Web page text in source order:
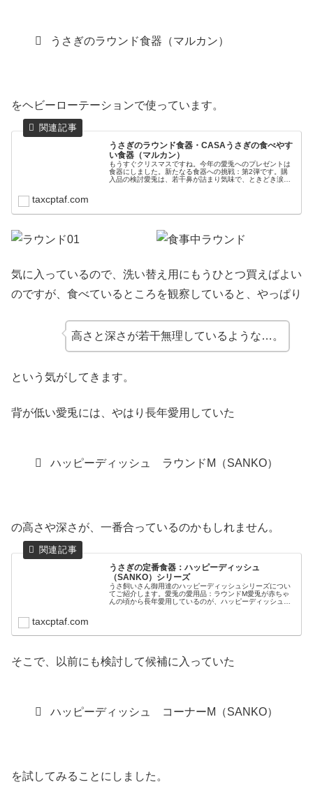
うさぎのラウンド食器（マルカン）
をヘビーローテーションで使っています。
うさぎのラウンド食器・CASAうさぎの食べやす
い食器（マルカン）
もうすぐクリスマスですね。今年の愛兎へのプレゼントは
食器にしました。新たなる食器への挑戦：第2弾です。購
入品の検討愛兎は、若干鼻が詰まり気味で、ときどき涙が
taxcptaf.com
気に入っているので、洗い替え用にもうひとつ買えばよい
のですが、食べているところを観察していると、やっぱり
高さと深さが若干無理しているような…。
という気がしてきます。
背が低い愛兎には、やはり長年愛用していた
ハッピーディッシュ ラウンドM（SANKO）
の高さや深さが、一番合っているのかもしれません。
うさぎの定番食器：ハッピーディッシュ
（SANKO）シリーズ
うさ飼いさん御用達のハッピーディッシュシリーズについ
てご紹介します。愛兎の愛用品：ラウンドM愛兎が赤ちゃ
んの頃から長年愛用しているのが、ハッピーディッシュの
taxcptaf.com
そこで、以前にも検討して候補に入っていた
ハッピーディッシュ コーナーM（SANKO）
を試してみることにしました。